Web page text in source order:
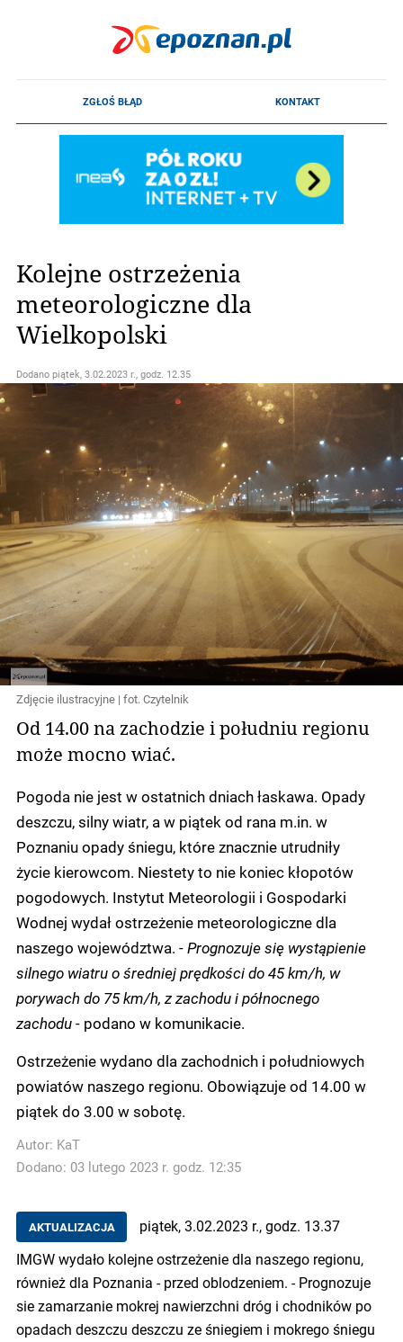
Kolejne ostrzeżenia
meteorologiczne dla
Wielkopolski
Dodano piątek, 3.02.2023 r., godz. 12.35
Zdjęcie ilustracyjne | fot. Czytelnik
Od 14.00 na zachodzie i południu regionu
może mocno wiać.
Pogoda nie jest w ostatnich dniach łaskawa. Opady
deszczu, silny wiatr, a w piątek od rana m.in. w
Poznaniu opady śniegu, które znacznie utrudniły
życie kierowcom. Niestety to nie koniec kłopotów
pogodowych. Instytut Meteorologii i Gospodarki
Wodnej wydał ostrzeżenie meteorologiczne dla
naszego województwa. - Prognozuje się wystąpienie
silnego wiatru o średniej prędkości do 45 km/h, w
porywach do 75 km/h, z zachodu i północnego
zachodu - podano w komunikacie.
Ostrzeżenie wydano dla zachodnich i południowych
powiatów naszego regionu. Obowiązuje od 14.00 w
piątek do 3.00 w sobotę.
Autor: KaT
Dodano: 03 lutego 2023 r. godz. 12:35
AKTUALIZACJA
piątek, 3.02.2023 r., godz. 13.37
IMGW wydało kolejne ostrzeżenie dla naszego regionu,
również dla Poznania - przed oblodzeniem. - Prognozuje
sie zamarzanie mokrej nawierzchni dróg i chodników po
opadach deszczu deszczu ze śniegiem i mokrego śniegu